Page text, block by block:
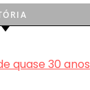
quase 30 anos